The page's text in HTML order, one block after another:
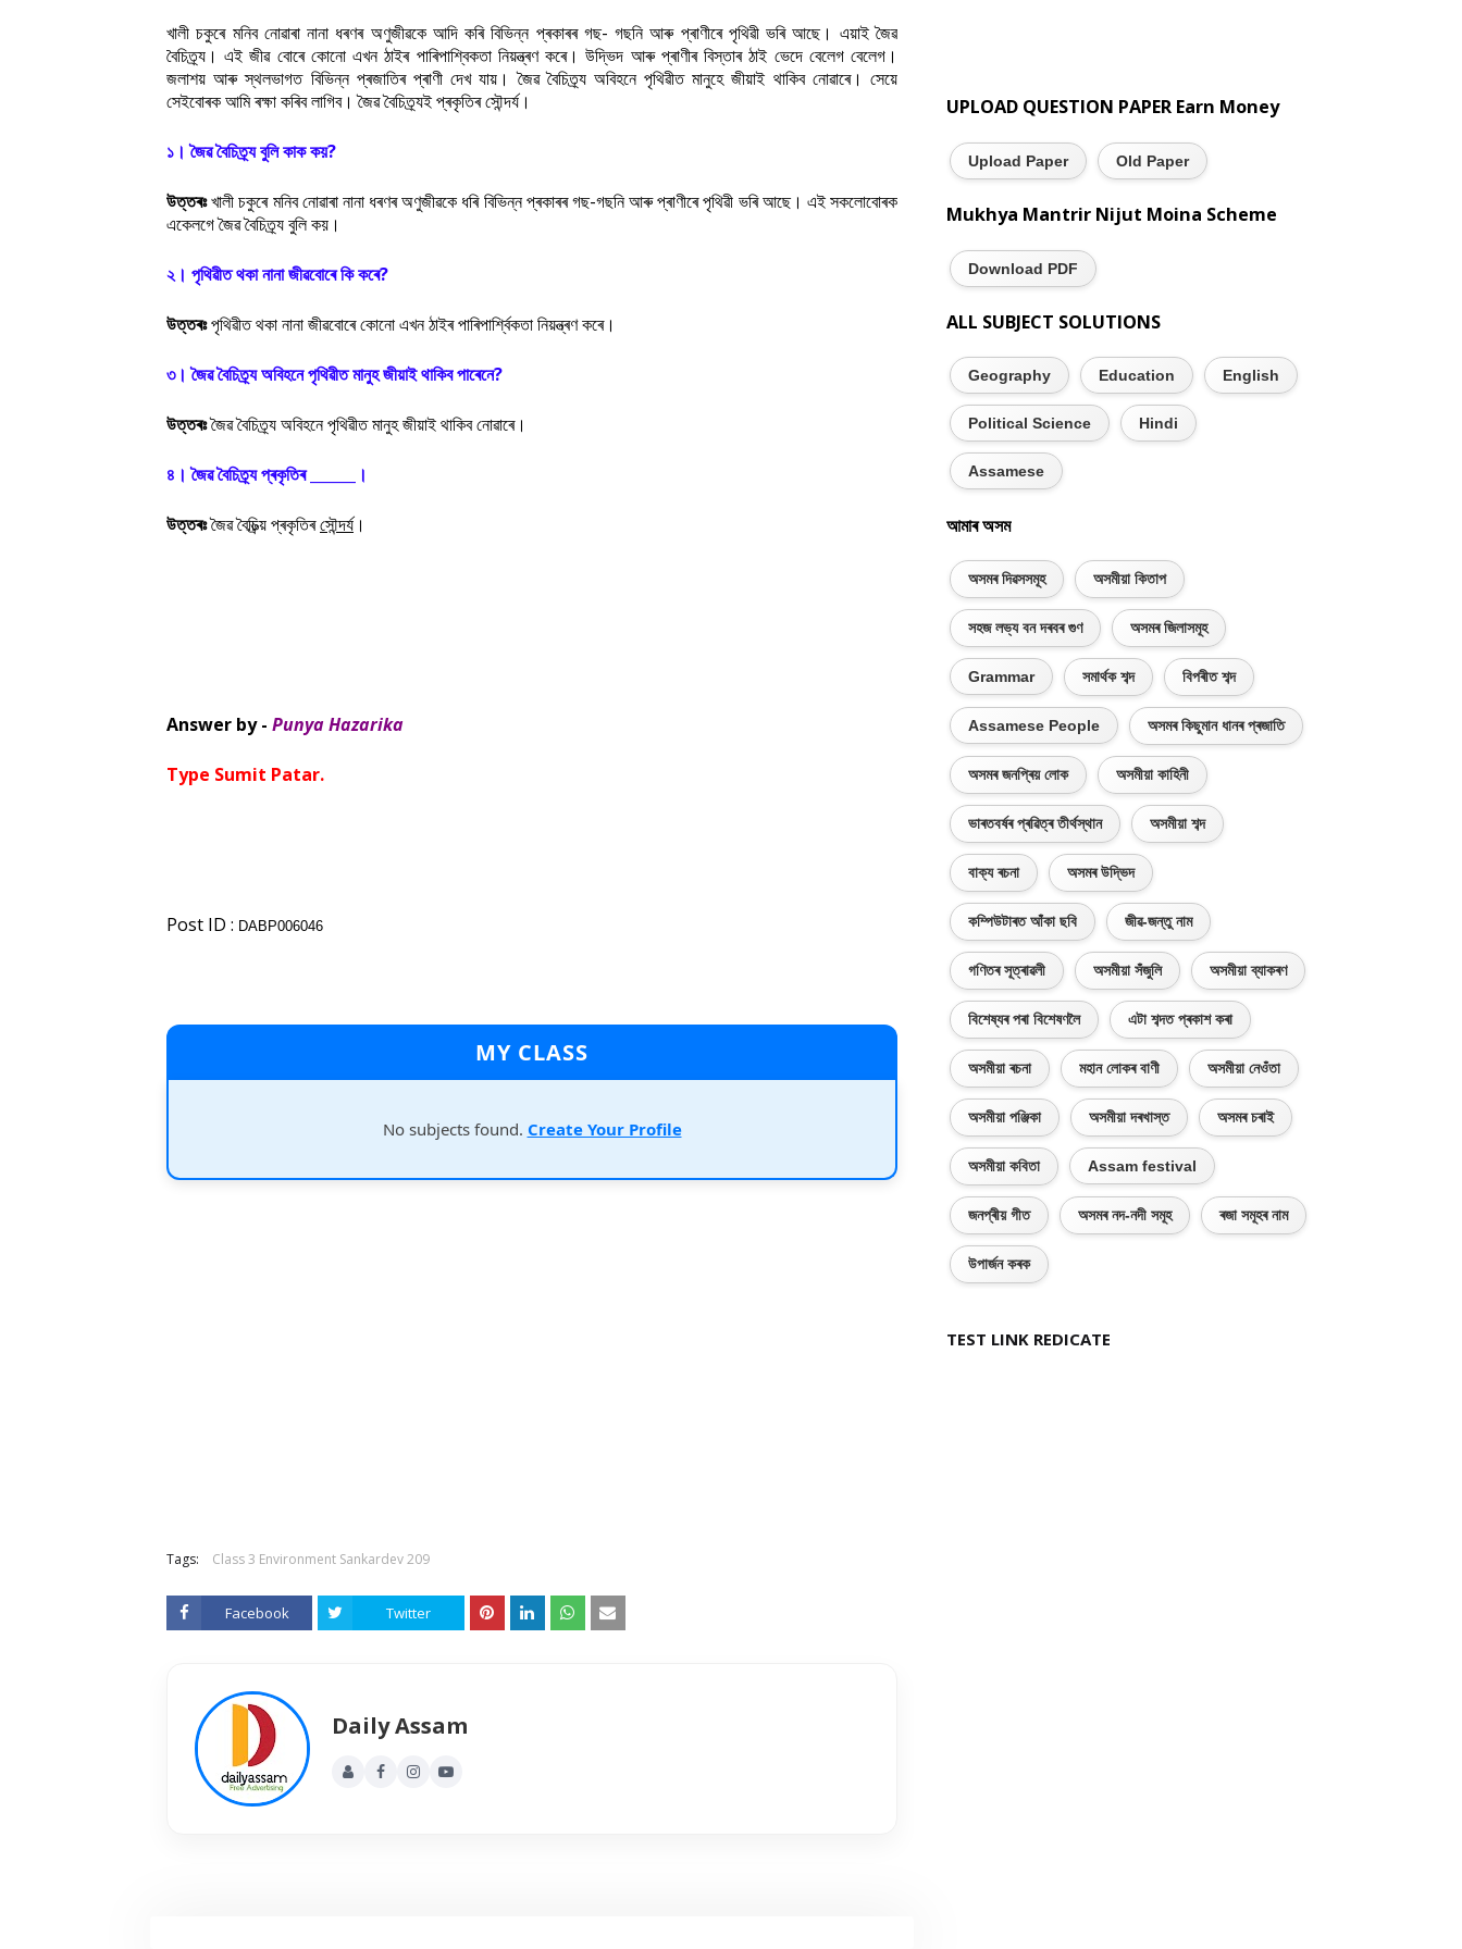
খালী চকুৰে মনিব নোৱাৰা নানা ধৰণৰ অণুজীৱকে আদি কৰি বিভিন্ন প্ৰকাৰৰ গছ- গছনি আৰু প্ৰাণীৰে পৃথিৱী ভৰি আছে। এয়াই জৈৱ
বৈচিত্ৰ্য। এই জীৱ বোৰে কোনো এখন ঠাইৰ পাৰিপাশ্বিকতা নিয়ন্ত্ৰণ কৰে। উদ্ভিদ আৰু প্ৰাণীৰ বিস্তাৰ ঠাই ভেদে বেলেগ বেলেগ।
জলাশয় আৰু স্থলভাগত বিভিন্ন প্ৰজাতিৰ প্ৰাণী দেখ যায়। জৈৱ বৈচিত্ৰ্য অবিহনে পৃথিৱীত মানুহে জীয়াই থাকিব নোৱাৰে। সেয়ে
সেইবোৰক আমি ৰক্ষা কৰিব লাগিব। জৈৱ বৈচিত্ৰ্যই প্ৰকৃতিৰ সৌন্দৰ্য।
১। জৈৱ বৈচিত্ৰ্য বুলি কাক কয়?
উত্তৰঃখালী চকুৰে মনিব নোৱাৰা নানা ধৰণৰ অণুজীৱকে ধৰি বিভিন্ন প্ৰকাৰৰ গছ-গছনি আৰু প্ৰাণীৰে পৃথিৱী ভৰি আছে। এই সকলোবোৰক
একেলগে জৈৱ বৈচিত্ৰ্য বুলি কয়।
২। পৃথিৱীত থকা নানা জীৱবোৰে কি কৰে?
উত্তৰঃপৃথিৱীত থকা নানা জীৱবোৰে কোনো এখন ঠাইৰ পাৰিপাৰ্শ্বিকতা নিয়ন্ত্ৰণ কৰে।
৩। জৈৱ বৈচিত্ৰ্য অবিহনে পৃথিৱীত মানুহ জীয়াই থাকিব পাৰেনে?
উত্তৰঃজৈৱ বৈচিত্ৰ্য অবিহনে পৃথিৱীত মানুহ জীয়াই থাকিব নোৱাৰে।
৪। জৈৱ বৈচিত্ৰ্য প্ৰকৃতিৰ ______।
উত্তৰঃজৈৱ বৈচিত্ৰ্য় প্ৰকৃতিৰসৌন্দৰ্য।
Answer by - Punya Hazarika
Type Sumit Patar.
Post ID : DABP006046
MY CLASS
No subjects found. Create Your Profile
Tags: Class 3 Environment Sankardev 209
Facebook Twitter
Daily Assam
UPLOAD QUESTION PAPER Earn Money
Upload Paper Old Paper
Mukhya Mantrir Nijut Moina Scheme
Download PDF
ALL SUBJECT SOLUTIONS
Geography Education English
Political Science Hindi
Assamese
আমাৰ অসম
অসমৰ দিৱসসমূহ অসমীয়া কিতাপ
সহজ লভ্য বন দৰবৰ গুণ অসমৰ জিলাসমূহ
Grammar সমাৰ্থক শব্দ বিপৰীত শব্দ
Assamese People অসমৰ কিছুমান ধানৰ প্ৰজাতি
অসমৰ জনপ্ৰিয় লোক অসমীয়া কাহিনী
ভাৰতবৰ্ষৰ প্ৰৱিত্ৰ তীৰ্থস্থান অসমীয়া শব্দ
বাক্য ৰচনা অসমৰ উদ্ভিদ
কম্পিউটাৰত আঁকা ছবি জীৱ-জন্তু নাম
গণিতৰ সূত্ৰাৱলী অসমীয়া সঁজুলি অসমীয়া ব্যাকৰণ
বিশেষ্যৰ পৰা বিশেষণলৈ এটা শব্দত প্ৰকাশ কৰা
অসমীয়া ৰচনা মহান লোকৰ বাণী অসমীয়া নেওঁতা
অসমীয়া পঞ্জিকা অসমীয়া দৰখাস্ত অসমৰ চৰাই
অসমীয়া কবিতা Assam festival
জনপ্ৰীয় গীত অসমৰ নদ-নদী সমূহ ৰজা সমূহৰ নাম
উপাৰ্জন কৰক
TEST LINK REDICATE